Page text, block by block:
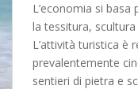
L’economia si
la tessitura,
L’attività turistica è
prevalentemente
sentieri di pietra e